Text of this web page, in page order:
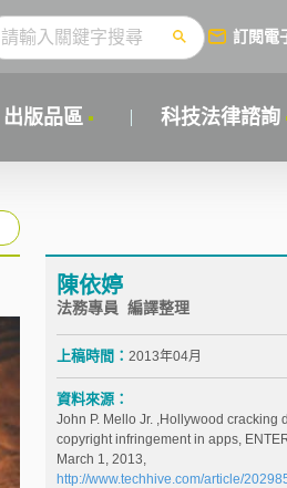
訂閱電
出版品區 科技法律諮詢
陳依婷
法務專員 編譯整理
上稿時間： 2013年04月
資料來源：
John P. Mello Jr. ,Hollywood cracking
copyright infringement in apps,
March 1, 2013,
http://www.techhive.com/article/